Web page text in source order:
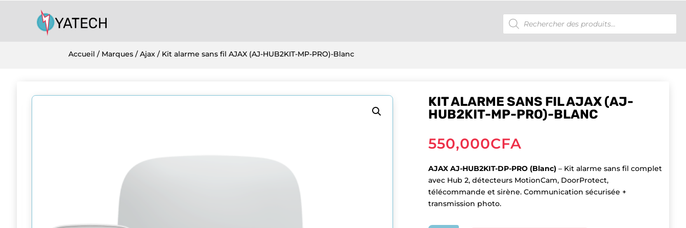
Recherche
de
produits
Accueil / Marques /Ajax / Kit alarme sans fil AJAX (AJ-HUB2KIT-MP-PRO)-Blanc
KIT ALARME SANS FIL AJAX (AJ-
HUB2KIT-MP-PRO)-BLANC
550,000CFA
AJAX AJ-HUB2KIT-DP-PRO (Blanc) – Kit alarme sans fil complet
avec Hub 2, détecteurs MotionCam, DoorProtect,
télécommande et sirène. Communication sécurisée +
transmission photo.